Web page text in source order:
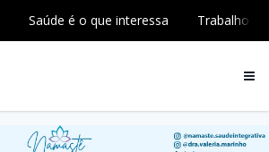
Saúde é o que interessa Trabalho